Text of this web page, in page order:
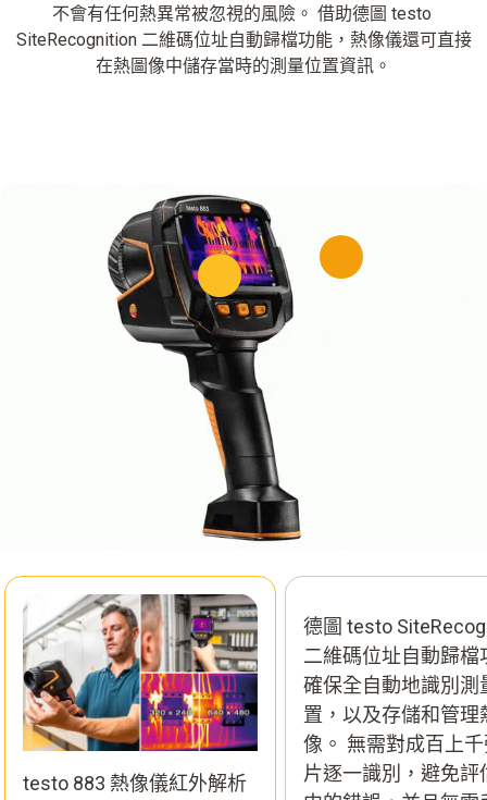
不會有任何熱異常被忽視的風險。 借助德圖 testo
SiteRecognition 二維碼位址自動歸檔功能，熱像儀還可直接
在熱圖像中儲存當時的測量位置資訊。
testo 883 熱像儀紅外解析
德圖 testo
二維碼位址自動歸檔
確保全自動地識別測
置，以及存儲和管理
像。 無需對成百上
片逐一識別，避免評